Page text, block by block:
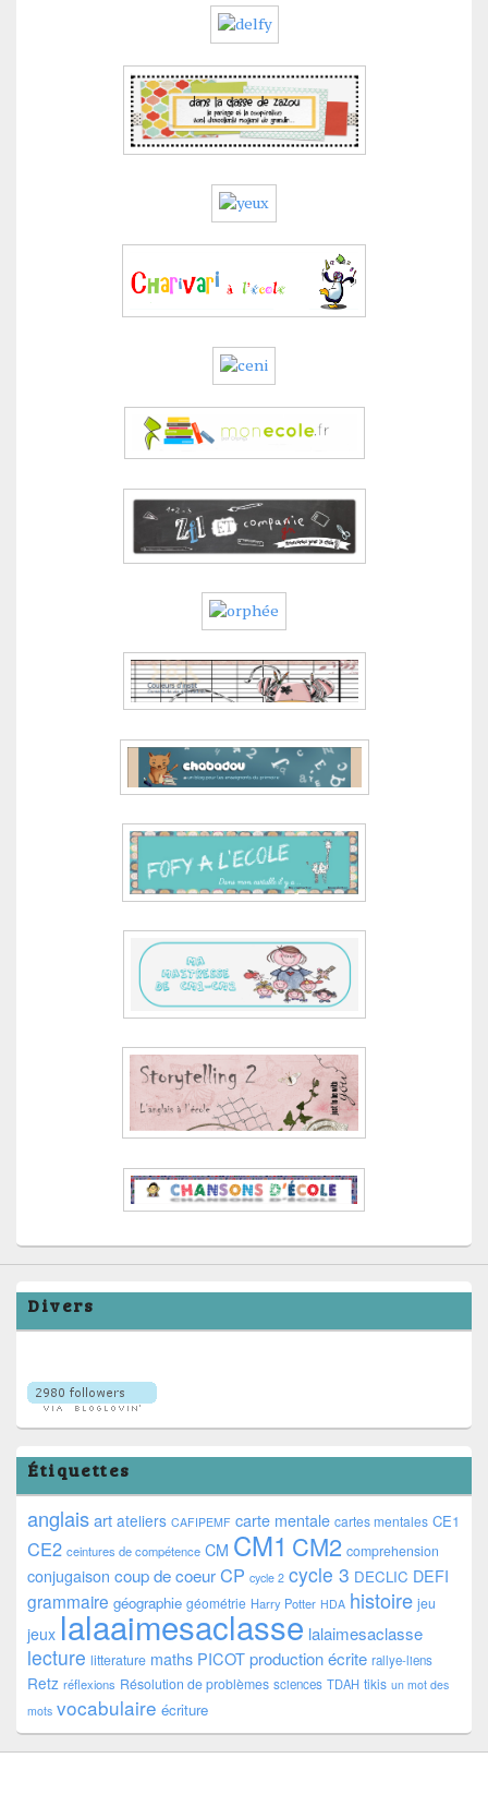
Divers
Étiquettes
anglaisart ateliers CAFIPEMF carte mentale cartes mentales CE1
CE2 ceintures de compétence CM CM1 CM2 comprehension
conjugaison coup de coeurCP cycle 2 cycle 3 DECLIC DEFI
grammaire géographie géométrie Harry Potter HDA histoire jeu
jeux lalaaimesaclasse lalaimesaclasse
lecture litterature maths PICOTproduction écrite rallye-liens
Retz réflexions Résolution de problèmes sciences TDAH tikis un mot des
mots vocabulaire écriture